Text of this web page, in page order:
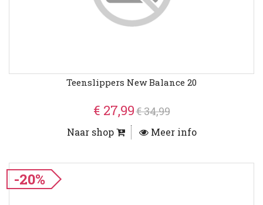
Teenslippers New Balance 20
€ 27,99€ 34,99
Naar shop Meer info
-20%